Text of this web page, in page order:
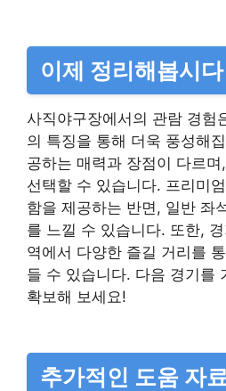
이제 정리해봅시다
사직야구장에서의 관람 경험
의 특징을 통해 더욱 풍성해
공하는 매력과 장점이 다르
선택할 수 있습니다. 프리미
함을 제공하는 반면, 일반 좌
를 느낄 수 있습니다. 또한,
역에서 다양한 즐길 거리를
들 수 있습니다. 다음 경기를
확보해 보세요!
추가적인 도움 자